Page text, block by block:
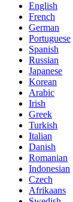
English
French
German
Portuguese
Spanish
Russian
Japanese
Korean
Arabic
Irish
Greek
Turkish
Italian
Danish
Romanian
Indonesian
Czech
Afrikaans